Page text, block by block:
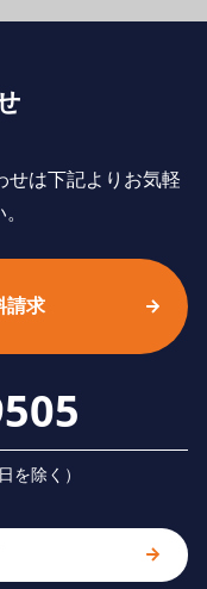
せは下記よりお気軽
請求
を除く）